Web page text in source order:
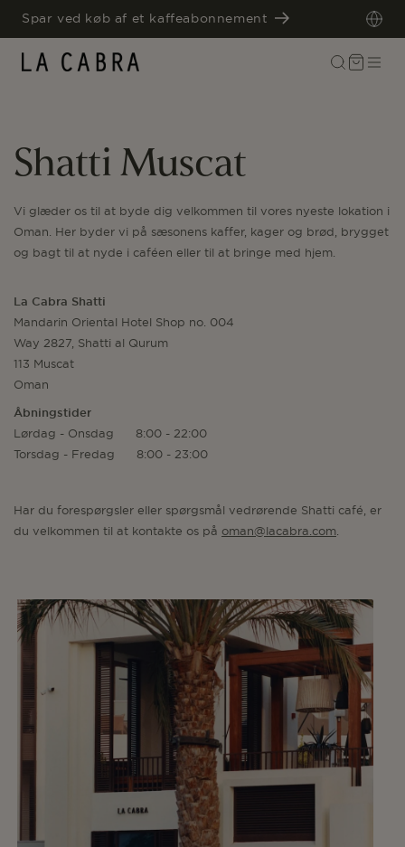
GÅ TIL
INDHOLD
Spar ved køb af et kaffeabonnement
Indkøbskurv
Shatti Muscat
Vi glæder os til at byde dig velkommen til vores nyeste lokation i
Oman. Her byder vi på sæsonens kaffer, kager og brød, brygget
og bagt til at nyde i caféen eller til at bringe med hjem.
La Cabra Shatti
Mandarin Oriental Hotel Shop no. 004
Way 2827, Shatti al Qurum
113 Muscat
Oman
Åbningstider
Lørdag - Onsdag 8:00 - 22:00
Torsdag - Fredag 8:00 - 23:00
Har du forespørgsler eller spørgsmål vedrørende Shatti café, er
du velkommen til at kontakte os på oman@lacabra.com